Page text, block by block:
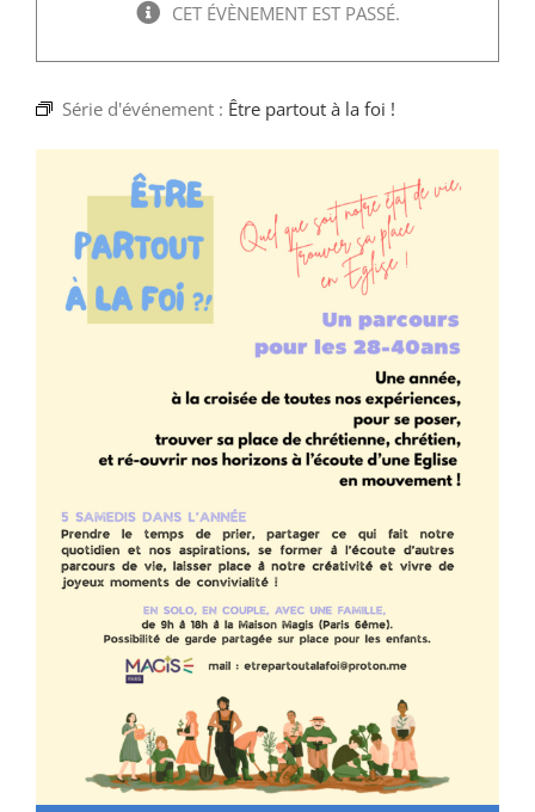
Magis Paris
Cowork Magis
JRS France
Réseau Magis
CET ÉVÈNEMENT EST PASSÉ.
Série d'événement : Être partout à la foi !